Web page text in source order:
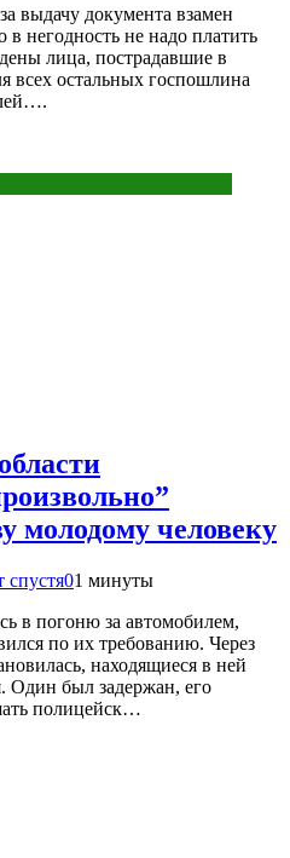
выдачу документа взамен
негодность не надо платить
лица, пострадавшие в
всех остальных госпошлина
молодому человеку
спустя01 минуты
в погоню за автомобилем,
по их требованию. Через
находящиеся в ней
Один был задержан, его
полицейск…